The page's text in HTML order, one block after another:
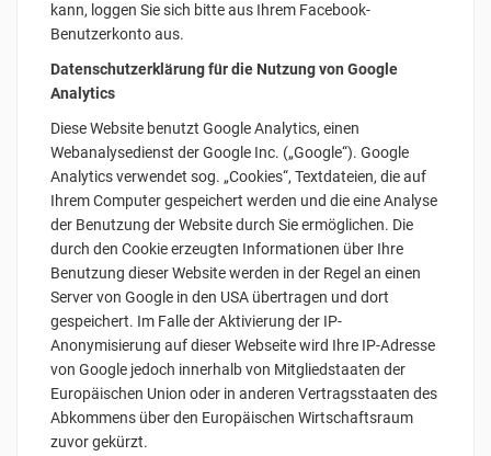
kann, loggen Sie sich bitte aus Ihrem Facebook-
Benutzerkonto aus.
Datenschutzerklärung für die Nutzung von Google
Analytics
Diese Website benutzt Google Analytics, einen
Webanalysedienst der Google Inc. („Google“). Google
Analytics verwendet sog. „Cookies“, Textdateien, die auf
Ihrem Computer gespeichert werden und die eine Analyse
der Benutzung der Website durch Sie ermöglichen. Die
durch den Cookie erzeugten Informationen über Ihre
Benutzung dieser Website werden in der Regel an einen
Server von Google in den USA übertragen und dort
gespeichert. Im Falle der Aktivierung der IP-
Anonymisierung auf dieser Webseite wird Ihre IP-Adresse
von Google jedoch innerhalb von Mitgliedstaaten der
Europäischen Union oder in anderen Vertragsstaaten des
Abkommens über den Europäischen Wirtschaftsraum
zuvor gekürzt.